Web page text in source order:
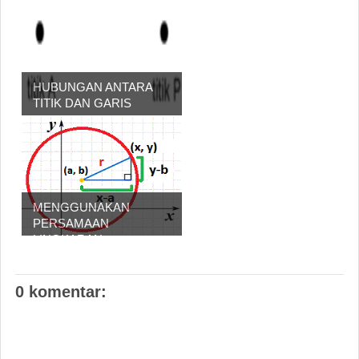
HUBUNGAN ANTARA
TITIK DAN GARIS
MENGGUNAKAN
PERSAMAAN
LINGKARAN
0 komentar: